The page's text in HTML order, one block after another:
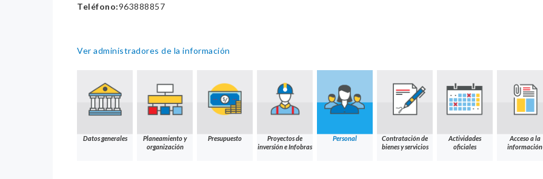
Teléfono:963888857
Ver administradores de la información
Datos generales
Planeamiento y
organización
Presupuesto
Proyectos de
inversión e Infobras
Personal
Contratación de
bienes y servicios
Actividades
oficiales
Acceso a la
información